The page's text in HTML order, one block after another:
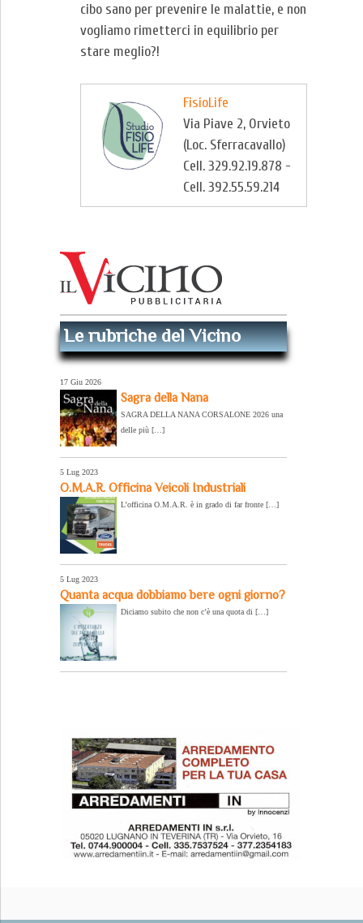
cibo sano per prevenire le malattie, e non
vogliamo rimetterci in equilibrio per
stare meglio?!
FisioLife
Via Piave 2, Orvieto
(Loc. Sferracavallo)
Cell. 329.92.19.878 -
Cell. 392.55.59.214
Le rubriche del Vicino
17 Giu 2026
Sagra della Nana
SAGRA DELLA NANA CORSALONE 2026 una
delle più […]
5 Lug 2023
O.M.A.R. Officina Veicoli Industriali
L’officina O.M.A.R. è in grado di far fronte […]
5 Lug 2023
Quanta acqua dobbiamo bere ogni giorno?
Diciamo subito che non c’è una quota di […]